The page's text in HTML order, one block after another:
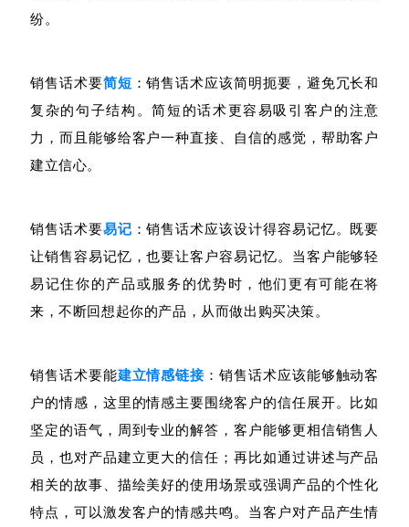
纷。
销售话术要简短 ：销售话术应该简明扼要，避免冗长和
复杂的句子结构。简短的话术更容易吸引客户的注意
力，而且能够给客户一种直接、自信的感觉，帮助客户
建立信心。
销售话术要易记 ：销售话术应该设计得容易记忆。既要
让销售容易记忆，也要让客户容易记忆。当客户能够轻
易记住你的产品或服务的优势时，他们更有可能在将
来，不断回想起你的产品，从而做出购买决策。
销售话术要能建立情感链接 ：销售话术应该能够触动客
户的情感，这里的情感主要围绕客户的信任展开。比如
坚定的语气，周到专业的解答，客户能够更相信销售人
员，也对产品建立更大的信任；再比如通过讲述与产品
相关的故事、描绘美好的使用场景或强调产品的个性化
特点，可以激发客户的情感共鸣。当客户对产品产生情